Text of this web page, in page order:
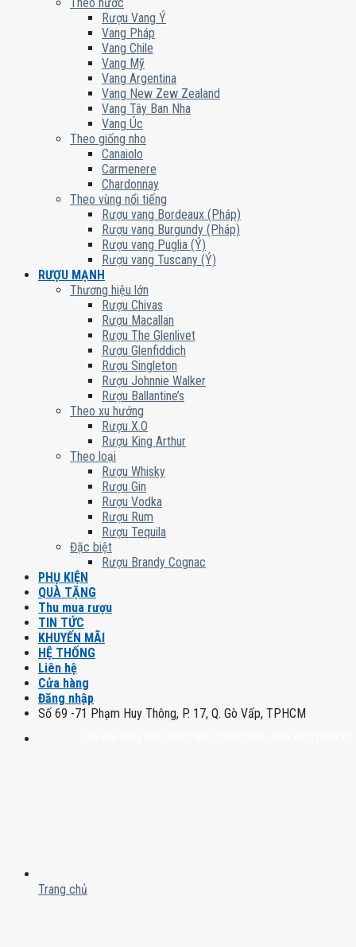
Theo nước
Rượu Vang Ý
Vang Pháp
Vang Chile
Vang Mỹ
Vang Argentina
Vang New Zew Zealand
Vang Tây Ban Nha
Vang Úc
Theo giống nho
Canaiolo
Carmenere
Chardonnay
Theo vùng nổi tiếng
Rượu vang Bordeaux (Pháp)
Rượu vang Burgundy (Pháp)
Rượu vang Puglia (Ý)
Rượu vang Tuscany (Ý)
RƯỢU MẠNH
Thương hiệu lớn
Rượu Chivas
Rượu Macallan
Rượu The Glenlivet
Rượu Glenfiddich
Rượu Singleton
Rượu Johnnie Walker
Rượu Ballantine’s
Theo xu hướng
Rượu X.O
Rượu King Arthur
Theo loại
Rượu Whisky
Rượu Gin
Rượu Vodka
Rượu Rum
Rượu Tequila
Đặc biệt
Rượu Brandy Cognac
PHỤ KIỆN
QUÀ TẶNG
Thu mua rượu
TIN TỨC
KHUYẾN MÃI
HỆ THỐNG
Liên hệ
Cửa hàng
Đăng nhập
Số 69 -71 Phạm Huy Thông, P. 17, Q. Gò Vấp, TPHCM
Trang chủ